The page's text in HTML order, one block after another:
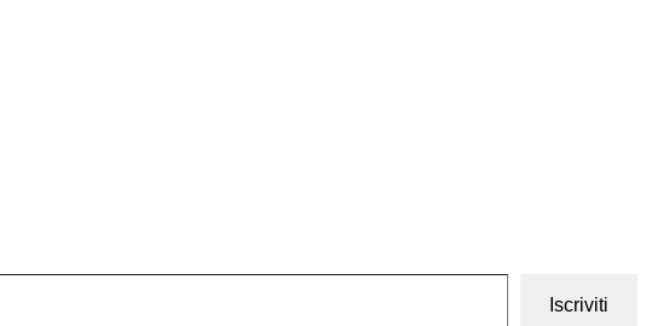
Iscriviti